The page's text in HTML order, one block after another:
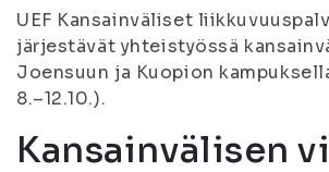
UEF Kansainväliset
järjestävät yhteistyössä
Joensuun ja Kuopion
8.–12.10.).
Kansainvälisen